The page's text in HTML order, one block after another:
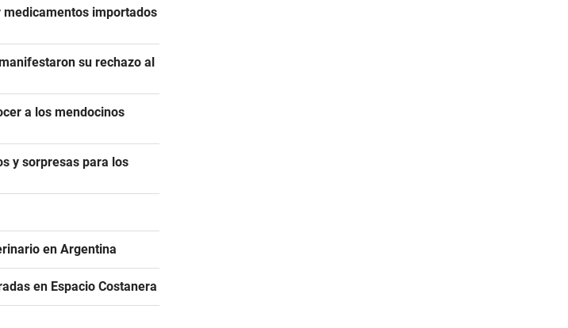
importados
su rechazo al
a los mendocinos
y sorpresas para los
en Argentina
en Espacio Costanera